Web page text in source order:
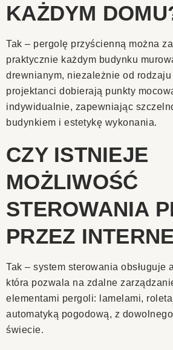
KAŻDYM
Tak – pergolę przyścienną można
praktycznie każdym budynku
drewnianym, niezależnie od
projektanci dobierają punkty
indywidualnie, zapewniając
budynkiem i estetykę wykonania.
CZY ISTNIEJE
MOŻLIWOŚĆ
STEROWANIA
PRZEZ
Tak – system sterowania obsługuje
która pozwala na zdalne
elementami pergoli: lamelami,
automatyką pogodową, z
świecie.